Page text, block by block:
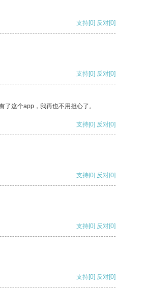
支持[0] 反对[0]
支持[0] 反对[0]
这个app，我再也不用担心了。
支持[0] 反对[0]
支持[0] 反对[0]
支持[0] 反对[0]
支持[0] 反对[0]